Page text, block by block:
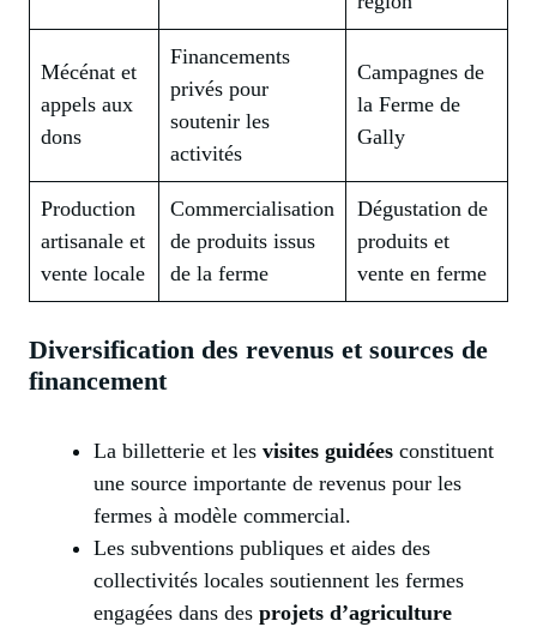
Mécénat et
appels aux
dons
Financements
privés pour
soutenir les
activités
Campagnes de
la Ferme de
Gally
Production
artisanale et
vente locale
Commercialisation
de produits issus
de la ferme
Dégustation de
produits et
vente en ferme
Diversification des revenus et sources de
financement
La billetterie et les visites guidées constituent
une source importante de revenus pour les
fermes à modèle commercial.
Les subventions publiques et aides des
collectivités locales soutiennent les fermes
engagées dans des projets d’agriculture